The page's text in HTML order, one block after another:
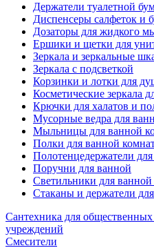
Держатели туалетной
Диспенсеры салфеток и
Дозаторы для жидкого
Ершики и щетки для
Зеркала и зеркальные
Зеркала с подсветкой
Корзинки и лотки для
Косметические зеркала
Крючки для халатов и
Мусорные ведра для
Мыльницы для ванной
Полки для ванной
Полотенцедержатели
Поручни для ванной
Светильники для
Стаканы и держатели
Сантехника для
учреждений
Смесители